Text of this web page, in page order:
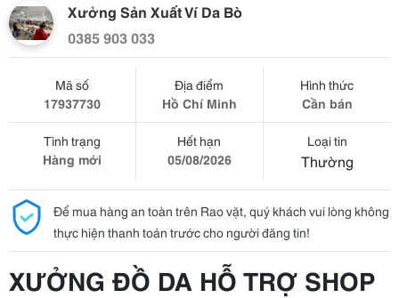
Xưởng Sản Xuất Ví Da Bò
0385 903 033
Mã số
17937730
Địa điểm
Hồ Chí Minh
Hình thức
Cần bán
Tình trạng
Hàng mới
Hết hạn
05/08/2026
Loại tin
Thường
Để mua hàng an toàn trên Rao vặt, quý khách vui lòng không
thực hiện thanh toán trước cho người đăng tin!
XƯỞNG ĐỒ DA HỖ TRỢ SHOP